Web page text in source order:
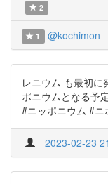
2
1 @kochimon
レニウム も最初に
ポニウムとなる予
#ニッポニウム #ニ
2023-02-23